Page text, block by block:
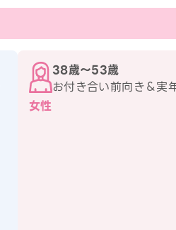
女性
38歳〜53歳
お付き合い前向き＆実